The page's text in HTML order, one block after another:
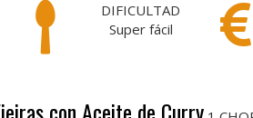
DIFICULTAD
Super fácil